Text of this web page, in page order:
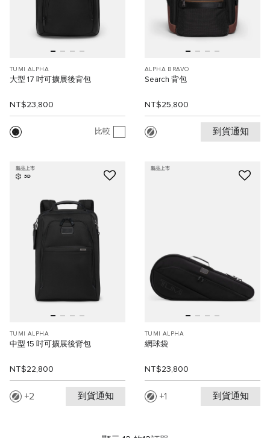
TUMI ALPHA
大型 17 吋可擴展後背包
NT$23,800
比較
ALPHA BRAVO
Search 背包
NT$25,800
到貨通知
新品上市
3D
TUMI ALPHA
中型 15 吋可擴展後背包
NT$22,800
2 到貨通知
新品上市
TUMI ALPHA
網球袋
NT$23,800
1 到貨通知